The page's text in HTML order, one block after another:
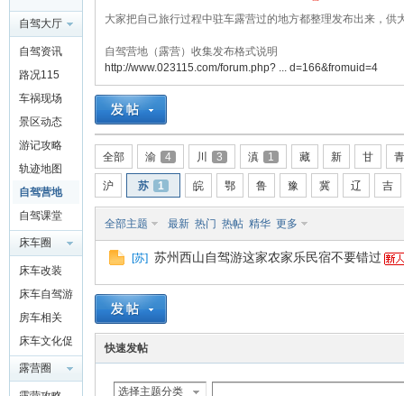
驾
自驾大厅
自驾资讯
路况115
车祸现场
景区动态
游记攻略
轨迹地图
自驾营地
自驾课堂
床车圈
QQ群
4697975
91
床车改装
床车自驾游
房车相关
床车文化促
进交流
露营圈
大家把自己旅行过程中驻车露营过的地方都整理发布出来，供
自驾营地（露营）收集发布格式说明
http://www.023115.com/forum.php? ... d=166&fromuid=4
全部 渝 4 川 3 滇 1 藏 新 甘 青
沪 苏 1 皖 鄂 鲁 豫 冀 辽 吉
全部主题 最新 热门 热帖 精华 更多
[苏] 苏州西山自驾游这家农家乐民宿不要错过
快速发帖
选择主题分类